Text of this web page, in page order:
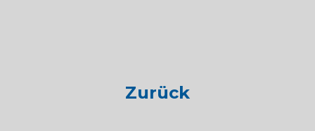
Zurück